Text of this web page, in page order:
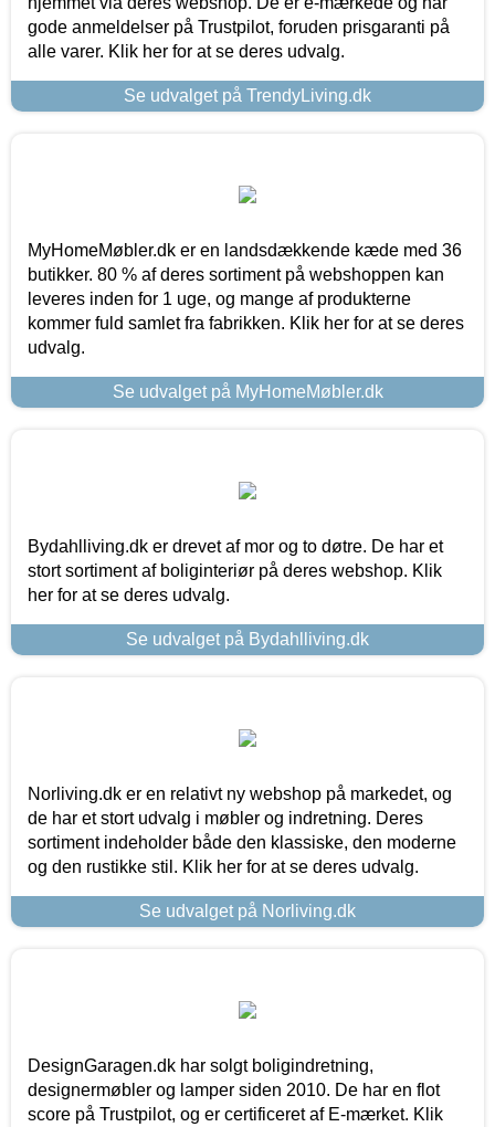
gode anmeldelser på Trustpilot, foruden prisgaranti på
alle varer. Klik her for at se deres udvalg.
Se udvalget på TrendyLiving.dk
MyHomeMøbler.dk er en landsdækkende kæde med 36
butikker. 80 % af deres sortiment på webshoppen kan
leveres inden for 1 uge, og mange af produkterne
kommer fuld samlet fra fabrikken. Klik her for at se deres
udvalg.
Se udvalget på MyHomeMøbler.dk
Bydahlliving.dk er drevet af mor og to døtre. De har et
stort sortiment af boliginteriør på deres webshop. Klik
her for at se deres udvalg.
Se udvalget på Bydahlliving.dk
Norliving.dk er en relativt ny webshop på markedet, og
de har et stort udvalg i møbler og indretning. Deres
sortiment indeholder både den klassiske, den moderne
og den rustikke stil. Klik her for at se deres udvalg.
Se udvalget på Norliving.dk
DesignGaragen.dk har solgt boligindretning,
designermøbler og lamper siden 2010. De har en flot
score på Trustpilot, og er certificeret af E-mærket. Klik